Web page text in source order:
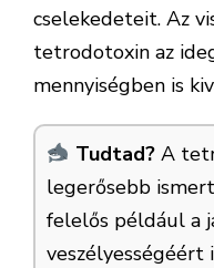
cselekedeteit. Az
tetrodotoxin az
mennyiségben is
Tudtad?A
legerősebb
felelős például a